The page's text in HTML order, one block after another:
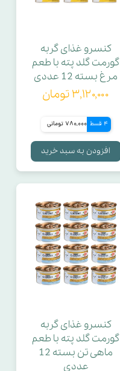
کنسرو غذای گربه
گورمت گلد پته با طعم
مرغ بسته 12 عددی
۳,۱۲۰,۰۰۰ تومان
4 قسط 780,000 تومانی
افزودن به سبد خرید
کنسرو غذای گربه
گورمت گلد پته با طعم
ماهی تن بسته 12
عددی